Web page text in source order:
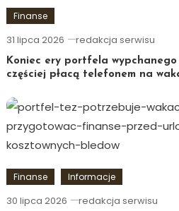
Finanse
31 lipca 2026 redakcja serwisu
Koniec ery portfela wypchanego
częściej płacą telefonem na
Finanse Informacje
30 lipca 2026 redakcja serwisu